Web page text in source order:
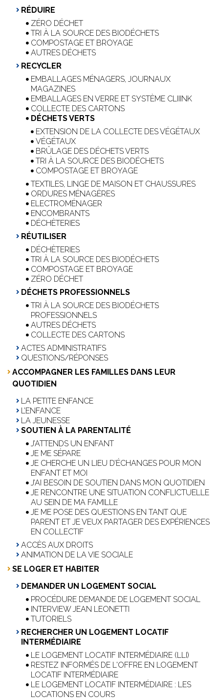
RÉDUIRE
ZÉRO DÉCHET
TRI À LA SOURCE DES BIODÉCHETS
COMPOSTAGE ET BROYAGE
AUTRES DÉCHETS
RECYCLER
EMBALLAGES MÉNAGERS, JOURNAUX
MAGAZINES
EMBALLAGES EN VERRE ET SYSTÈME CLIIINK
COLLECTE DES CARTONS
DÉCHETS VERTS
EXTENSION DE LA COLLECTE DES VÉGÉTAUX
VÉGÉTAUX
BRÛLAGE DES DÉCHETS VERTS
TRI À LA SOURCE DES BIODÉCHETS
COMPOSTAGE ET BROYAGE
TEXTILES, LINGE DE MAISON ET CHAUSSURES
ORDURES MÉNAGÈRES
ELECTROMÉNAGER
ENCOMBRANTS
DÉCHÈTERIES
RÉUTILISER
DÉCHÈTERIES
TRI À LA SOURCE DES BIODÉCHETS
COMPOSTAGE ET BROYAGE
ZÉRO DÉCHET
DÉCHETS PROFESSIONNELS
TRI À LA SOURCE DES BIODÉCHETS
PROFESSIONNELS
AUTRES DÉCHETS
COLLECTE DES CARTONS
ACTES ADMINISTRATIFS
QUESTIONS/RÉPONSES
ACCOMPAGNER LES FAMILLES DANS LEUR
QUOTIDIEN
LA PETITE ENFANCE
L’ENFANCE
LA JEUNESSE
SOUTIEN À LA PARENTALITÉ
J’ATTENDS UN ENFANT
JE ME SÉPARE
JE CHERCHE UN LIEU D’ÉCHANGES POUR MON
ENFANT ET MOI
J’AI BESOIN DE SOUTIEN DANS MON QUOTIDIEN
JE RENCONTRE UNE SITUATION CONFLICTUELLE
AU SEIN DE MA FAMILLE
JE ME POSE DES QUESTIONS EN TANT QUE
PARENT ET JE VEUX PARTAGER DES EXPÉRIENCES
EN COLLECTIF
ACCÈS AUX DROITS
ANIMATION DE LA VIE SOCIALE
SE LOGER ET HABITER
DEMANDER UN LOGEMENT SOCIAL
PROCÉDURE DEMANDE DE LOGEMENT SOCIAL
INTERVIEW JEAN LEONETTI
TUTORIELS
RECHERCHER UN LOGEMENT LOCATIF
INTERMÉDIAIRE
LE LOGEMENT LOCATIF INTERMÉDIAIRE (LLI)
RESTEZ INFORMÉS DE L'OFFRE EN LOGEMENT
LOCATIF INTERMÉDIAIRE
LE LOGEMENT LOCATIF INTERMÉDIAIRE : LES
LOCATIONS EN COURS